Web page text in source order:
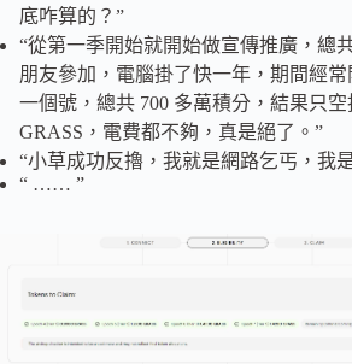
底咋算的？”
“從第一季開始就開始做宣傳推廣，總
朋友參加，電腦掛了快一年，期間經
一個號，總共 700 多萬積分，結果只空
GRASS，電費都不夠，真是絕了。”
“小草成功反擼，我就是網路乞丐，我
“ …… ”